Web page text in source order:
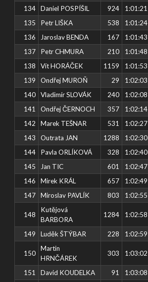
134
Daniel POSPÍŠIL 924 1:01:21
135
Petr LIŠKA 538 1:01:24
136
Jaroslav BENDA 167 1:01:43
137
Petr CHMURA 210 1:01:48
138
Vít HORÁČEK 1159 1:01:53
139
Ondřej MUROŇ 29 1:02:03
140
Vladimír SLOVÁK 240 1:02:08
141
Ondřej ČERNOCH 357 1:02:14
142
Marek TEŠNAR 531 1:02:27
143
Outrata JAN 1288 1:02:30
144
Pavla ORLÍKOVÁ 328 1:02:40
145
Jan TIC 601 1:02:47
146
Mirek KRÁL 657 1:02:49
147
Miroslav PAVLÍK 803 1:02:55
148
Kutějová
BARBORA
1284 1:02:58
149 Luděk ŠTÝBAR 228 1:02:59
150
Martin
HRNČÁREK
303 1:03:02
151 David KOUDELKA 91 1:03:08